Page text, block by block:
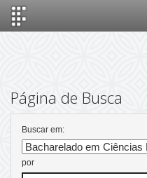
Página de Busca
Buscar em:
por